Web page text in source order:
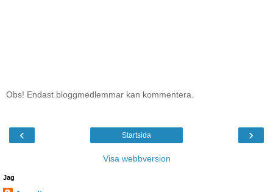
Obs! Endast bloggmedlemmar kan kommentera.
‹ ›
Startsida
Visa webbversion
Jag